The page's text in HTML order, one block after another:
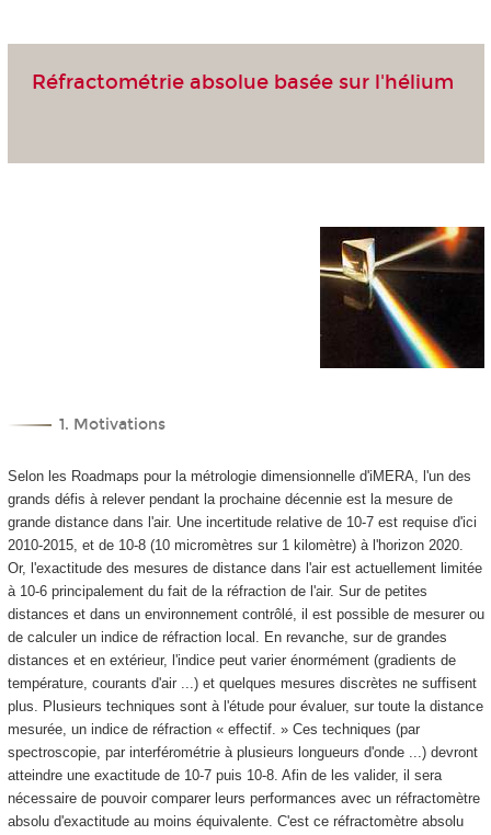
Réfractométrie absolue basée sur l'hélium
1. Motivations
Selon les Roadmaps pour la métrologie dimensionnelle d'iMERA, l'un des
grands défis à relever pendant la prochaine décennie est la mesure de
grande distance dans l'air. Une incertitude relative de 10-7est requise d'ici
2010-2015, et de 10-8(10 micromètres sur 1 kilomètre) à l'horizon 2020.
Or, l'exactitude des mesures de distance dans l'air est actuellement limitée
à 10-6principalement du fait de la réfraction de l'air. Sur de petites
distances et dans un environnement contrôlé, il est possible de mesurer ou
de calculer un indice de réfraction local. En revanche, sur de grandes
distances et en extérieur, l'indice peut varier énormément (gradients de
température, courants d'air ...) et quelques mesures discrètes ne suffisent
plus. Plusieurs techniques sont à l'étude pour évaluer, sur toute la distance
mesurée, un indice de réfraction « effectif. » Ces techniques (par
spectroscopie, par interférométrie à plusieurs longueurs d'onde ...) devront
atteindre une exactitude de 10-7puis 10-8. Afin de les valider, il sera
nécessaire de pouvoir comparer leurs performances avec un réfractomètre
absolu d'exactitude au moins équivalente. C'est ce réfractomètre absolu